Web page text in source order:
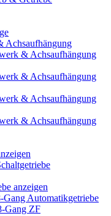
Achsaufhängung
& Achsaufhängung
& Achsaufhängung
& Achsaufhängung
& Achsaufhängung
anzeigen
Automatikgetriebe
Gang ZF